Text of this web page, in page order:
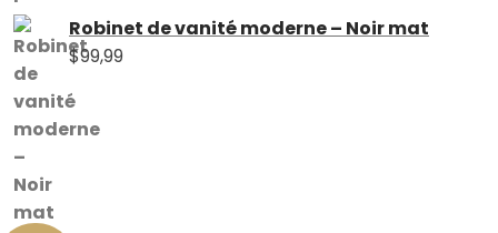
Robinet de vanité moderne – Noir mat
$99,99